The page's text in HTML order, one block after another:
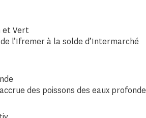
et Vert
l’Ifremer à la solde d’Intermarché
des poissons des eaux profonde